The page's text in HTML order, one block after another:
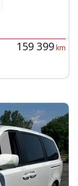
159 399km